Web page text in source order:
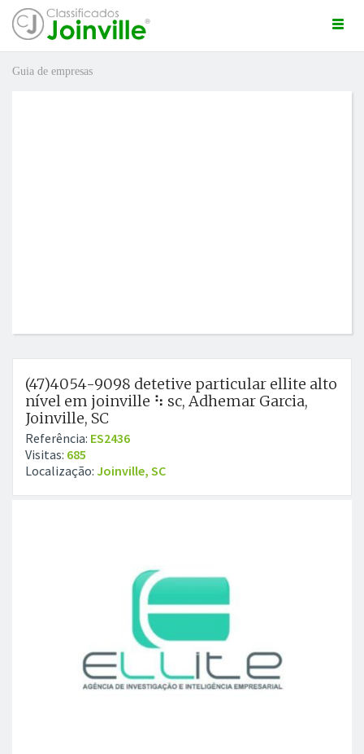
Guia de empresas
(47)4054-9098 detetive particular ellite alto
nível em joinville ⠳ sc, Adhemar Garcia,
Joinville, SC
Referência: ES2436
Visitas: 685
Localização: Joinville, SC
GRÁTIS